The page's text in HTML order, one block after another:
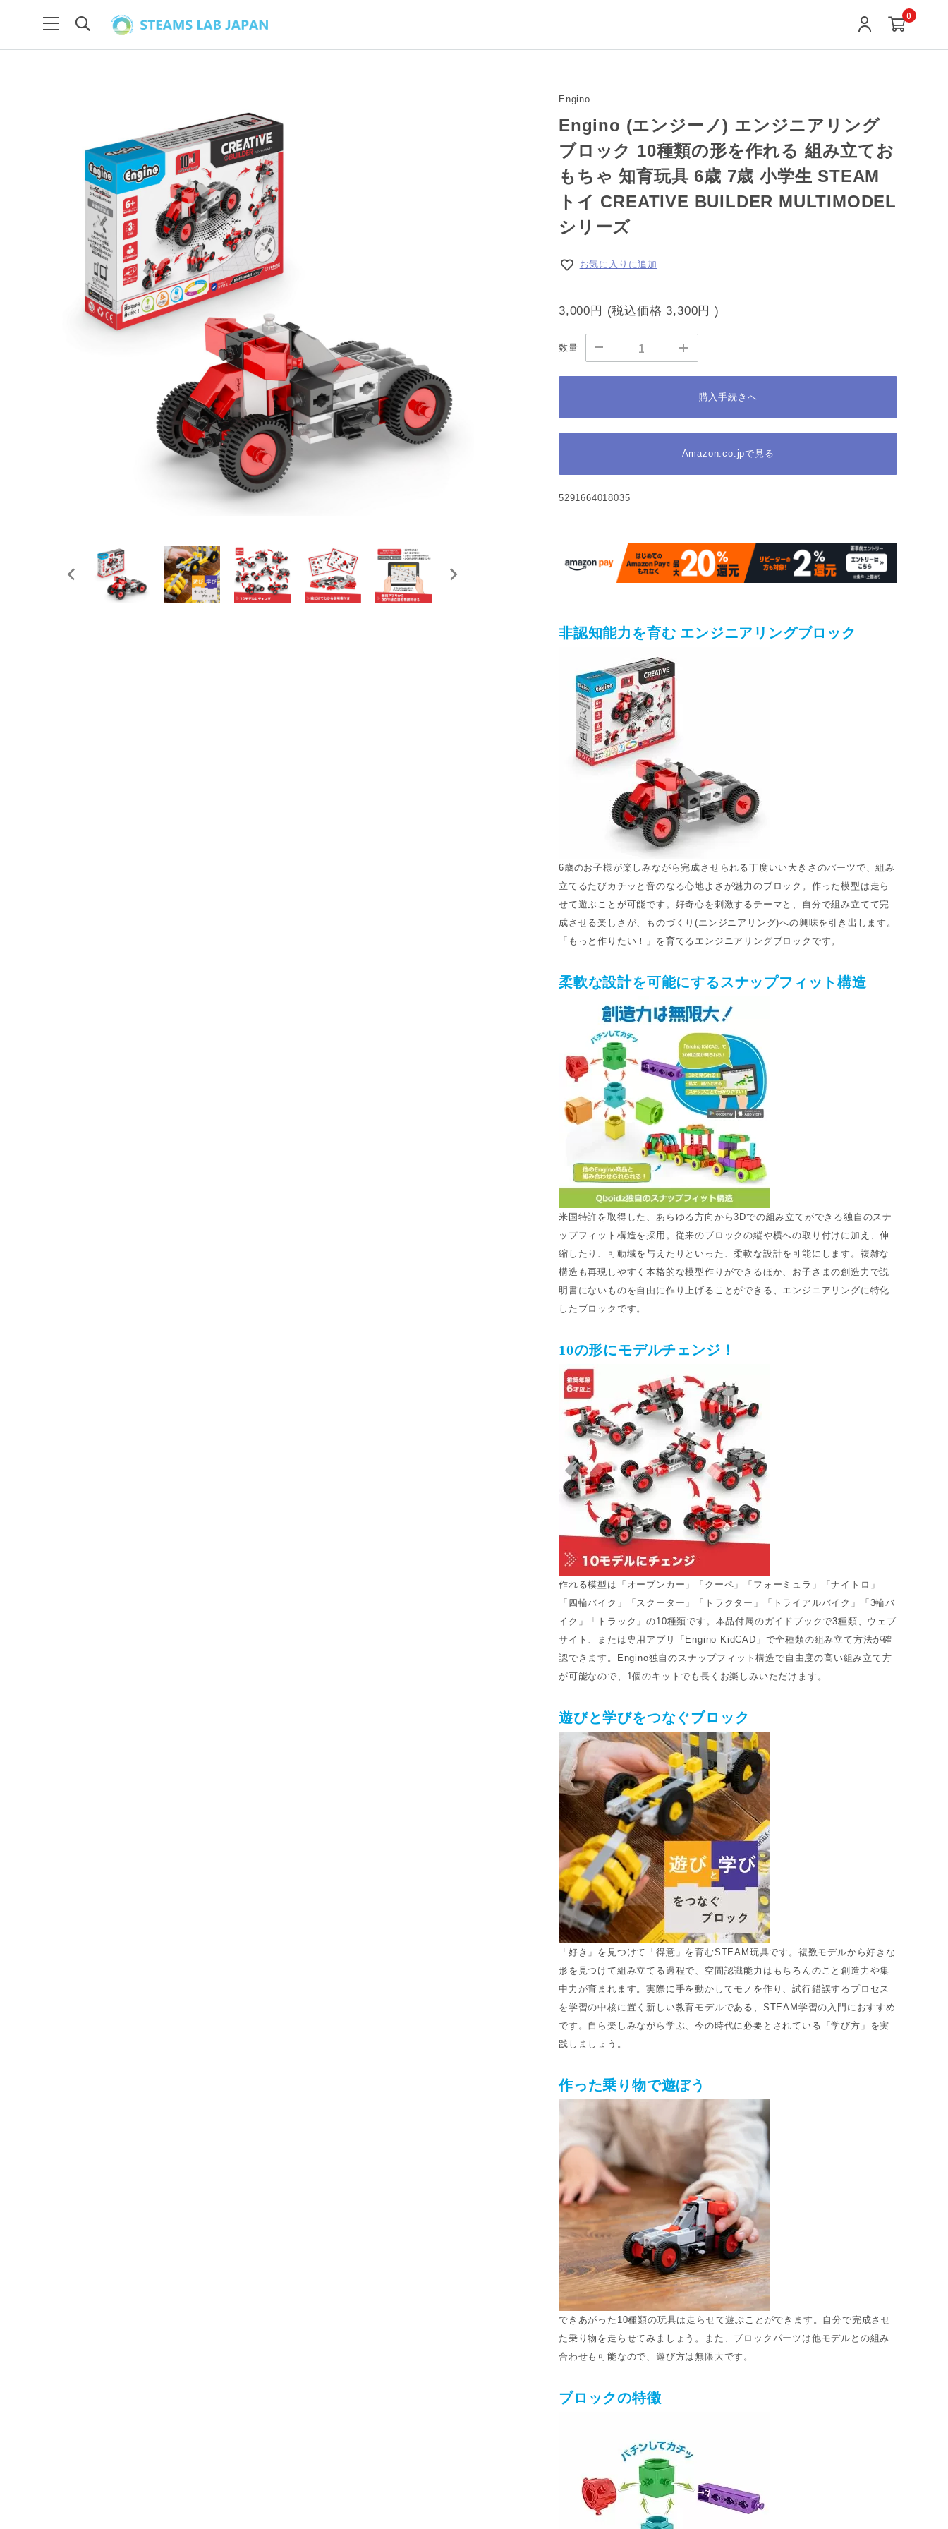
0
Engino
Engino (エンジーノ) エンジニアリング
ブロック 10種類の形を作れる 組み立てお
もちゃ 知育玩具 6歳 7歳 小学生 STEAM
トイ CREATIVE BUILDER MULTIMODEL
シリーズ
お気に入りに追加
3,000円 (税込価格3,300円 )
数量
購入手続きへ
Amazon.co.jpで見る
5291664018035
非認知能力を育む エンジニアリングブロック
6歳のお子様が楽しみながら完成させられる丁度いい大きさのパーツで、組み
立てるたびカチッと音のなる心地よさが魅力のブロック。作った模型は走ら
せて遊ぶことが可能です。好奇心を刺激するテーマと、自分で組み立てて完
成させる楽しさが、ものづくり(エンジニアリング)への興味を引き出します。
「もっと作りたい！」を育てるエンジニアリングブロックです。
柔軟な設計を可能にするスナップフィット構造
米国特許を取得した、あらゆる方向から3Dでの組み立てができる独自のスナ
ップフィット構造を採用。従来のブロックの縦や横への取り付けに加え、伸
縮したり、可動域を与えたりといった、柔軟な設計を可能にします。複雑な
構造も再現しやすく本格的な模型作りができるほか、お子さまの創造力で説
明書にないものを自由に作り上げることができる、エンジニアリングに特化
したブロックです。
10の形にモデルチェンジ！
作れる模型は「オープンカー」「クーペ」「フォーミュラ」「ナイトロ」
「四輪バイク」「スクーター」「トラクター」「トライアルバイク」「3輪バ
イク」「トラック」の10種類です。本品付属のガイドブックで3種類、ウェブ
サイト、または専用アプリ「Engino KidCAD」で全種類の組み立て方法が確
認できます。Engino独自のスナップフィット構造で自由度の高い組み立て方
が可能なので、1個のキットでも長くお楽しみいただけます。
遊びと学びをつなぐブロック
「好き」を見つけて「得意」を育むSTEAM玩具です。複数モデルから好きな
形を見つけて組み立てる過程で、空間認識能力はもちろんのこと創造力や集
中力が育まれます。実際に手を動かしてモノを作り、試行錯誤するプロセス
を学習の中核に置く新しい教育モデルである、STEAM学習の入門におすすめ
です。自ら楽しみながら学ぶ、今の時代に必要とされている「学び方」を実
践しましょう。
作った乗り物で遊ぼう
できあがった10種類の玩具は走らせて遊ぶことができます。自分で完成させ
た乗り物を走らせてみましょう。また、ブロックパーツは他モデルとの組み
合わせも可能なので、遊び方は無限大です。
ブロックの特徴